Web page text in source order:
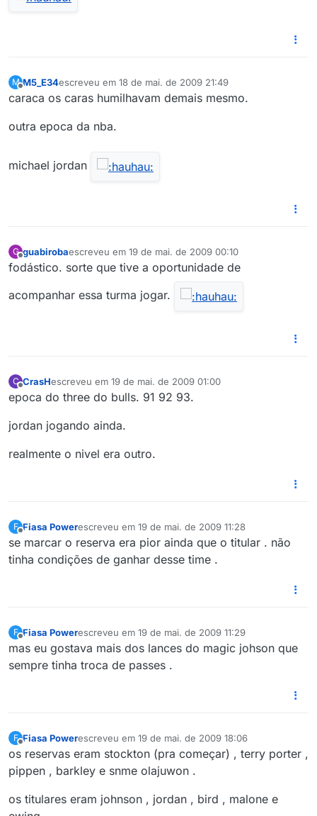
M M5_E34escreveu em 18 de mai. de 2009 21:49
última edição por
caraca os caras humilhavam demais mesmo.
outra epoca da nba.
michael jordan
G
Offline
guabirobaescreveu em 19 de mai. de 2009 00:10
última edição por
fodástico. sorte que tive a oportunidade de
acompanhar essa turma jogar.
C CrasHescreveu em 19 de mai. de 2009 01:00
última edição por
epoca do three do bulls. 91 92 93.
jordan jogando ainda.
realmente o nivel era outro.
F Fiasa Powerescreveu em 19 de mai. de 2009 11:28
última edição por
se marcar o reserva era pior ainda que o titular . não
tinha condições de ganhar desse time .
F Fiasa Powerescreveu em 19 de mai. de 2009 11:29
última edição por
mas eu gostava mais dos lances do magic johson que
sempre tinha troca de passes .
F Fiasa Powerescreveu em 19 de mai. de 2009 18:06
última edição por
os reservas eram stockton (pra começar) , terry porter ,
pippen , barkley e snme olajuwon .
os titulares eram johnson , jordan , bird , malone e